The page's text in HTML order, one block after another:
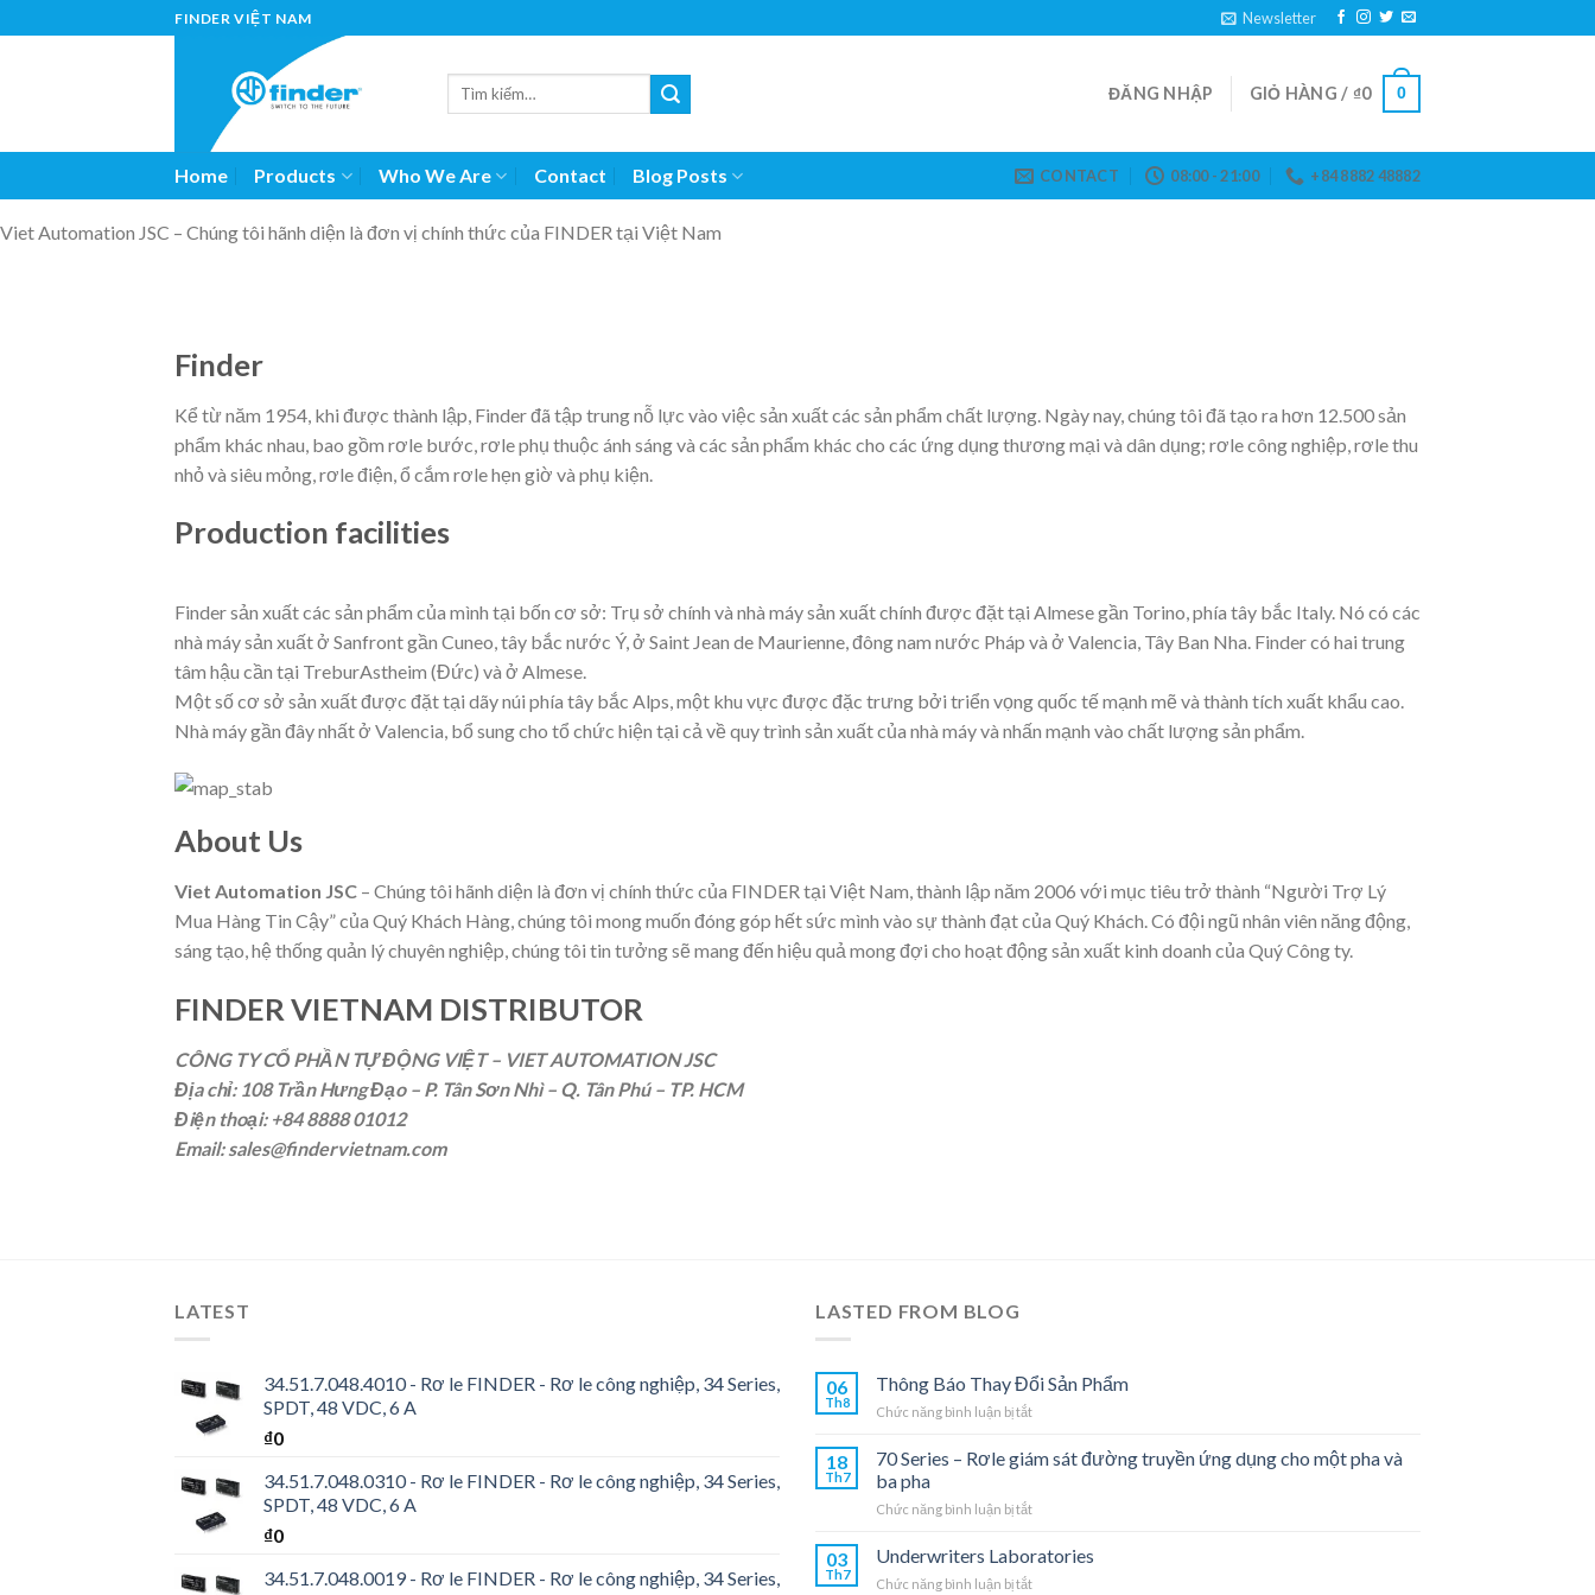
to
FINDER VIỆT NAM Newsletter
ĐĂNG NHẬP GIỎ HÀNG / ₫0 0
Home Products Who We Are Contact Blog Posts CONTACT 08:00 - 21:00 +84 8882 48882
Viet Automation JSC – Chúng tôi hãnh diện là đơn vị chính thức của FINDER tại Việt Nam
Finder
Kể từ năm 1954, khi được thành lập, Finder đã tập trung nỗ lực vào việc sản xuất các sản phẩm chất lượng. Ngày nay, chúng tôi đã tạo ra hơn 12.500 sản
phẩm khác nhau, bao gồm rơle bước, rơle phụ thuộc ánh sáng và các sản phẩm khác cho các ứng dụng thương mại và dân dụng; rơle công nghiệp, rơle thu
nhỏ và siêu mỏng, rơle điện, ổ cắm rơle hẹn giờ và phụ kiện.
Production facilities
Finder sản xuất các sản phẩm của mình tại bốn cơ sở: Trụ sở chính và nhà máy sản xuất chính được đặt tại Almese gần Torino, phía tây bắc Italy. Nó có các
nhà máy sản xuất ở Sanfront gần Cuneo, tây bắc nước Ý, ở Saint Jean de Maurienne, đông nam nước Pháp và ở Valencia, Tây Ban Nha. Finder có hai trung
tâm hậu cần tại TreburAstheim (Đức) và ở Almese.
Một số cơ sở sản xuất được đặt tại dãy núi phía tây bắc Alps, một khu vực được đặc trưng bởi triển vọng quốc tế mạnh mẽ và thành tích xuất khẩu cao.
Nhà máy gần đây nhất ở Valencia, bổ sung cho tổ chức hiện tại cả về quy trình sản xuất của nhà máy và nhấn mạnh vào chất lượng sản phẩm.
About Us
Viet Automation JSC – Chúng tôi hãnh diện là đơn vị chính thức của FINDER tại Việt Nam, thành lập năm 2006 với mục tiêu trở thành “Người Trợ Lý
Mua Hàng Tin Cậy” của Quý Khách Hàng, chúng tôi mong muốn đóng góp hết sức mình vào sự thành đạt của Quý Khách. Có đội ngũ nhân viên năng động,
sáng tạo, hệ thống quản lý chuyên nghiệp, chúng tôi tin tưởng sẽ mang đến hiệu quả mong đợi cho hoạt động sản xuất kinh doanh của Quý Công ty.
FINDER VIETNAM DISTRIBUTOR
CÔNG TY CỔ PHẦN TỰ ĐỘNG VIỆT – VIET AUTOMATION JSC
Địa chỉ: 108 Trần Hưng Đạo – P. Tân Sơn Nhì – Q. Tân Phú – TP. HCM
Điện thoại: +84 8888 01012
Email: sales@findervietnam.com
LATEST
34.51.7.048.4010 - Rơ le FINDER - Rơ le công nghiệp, 34 Series,
SPDT, 48 VDC, 6 A
₫0
34.51.7.048.0310 - Rơ le FINDER - Rơ le công nghiệp, 34 Series,
SPDT, 48 VDC, 6 A
₫0
34.51.7.048.0019 - Rơ le FINDER - Rơ le công nghiệp, 34 Series,
LASTED FROM BLOG
06
Th8
Thông Báo Thay Đổi Sản Phẩm
Chức năng bình luận bị tắtở
Báo
Sản
18
Th7
70 Series – Rơle giám sát đường truyền ứng dụng cho một pha và
ba pha
Chức năng bình luận bị tắtở
Series
Rơle
03
Th7
Underwriters Laboratories
Chức năng bình luận bị tắtở